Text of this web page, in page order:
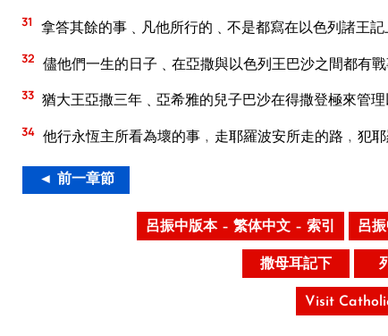
31 拿答其餘的事﹑凡他所行的﹑不是都寫在以色列諸王記
32 儘他們一生的日子﹑在亞撒與以色列王巴沙之間都有戰
33 猶大王亞撒三年﹑亞希雅的兒子巴沙在得撒登極來管理
34 他行永恆主所看為壞的事﹐走耶羅波安所走的路﹐犯耶
◄ 前一章節
呂振中版本 – 繁体中文 – 索引 呂
撒母耳記下
Visit